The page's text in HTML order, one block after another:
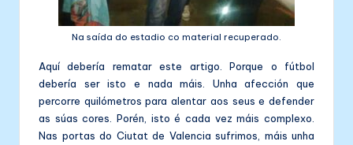
Na saída do estadio co material recuperado.
Aquí debería rematar este artigo. Porque o fútbol
debería ser isto e nada máis. Unha afección que
percorre quilómetros para alentar aos seus e defender
as súas cores. Porén, isto é cada vez máis complexo.
Nas portas do Ciutat de Valencia sufrimos, máis unha